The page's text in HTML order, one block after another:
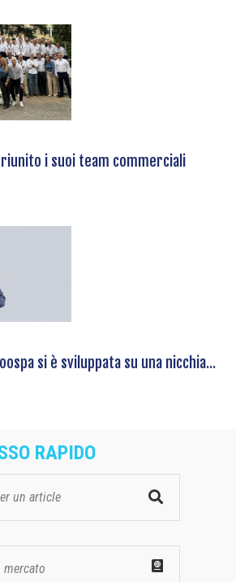
riunito i suoi team commerciali
si è sviluppata su una nicchia...
RAPIDO
mercato